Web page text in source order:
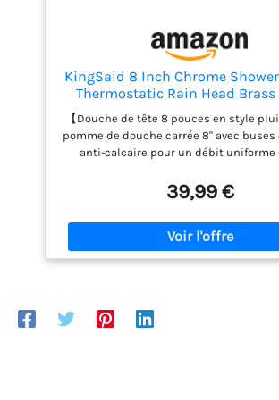
continuerons à nous améliorer pour
KingSaid 8 Inch Chrome
Thermostatic Rain Head
【Douche de tête 8 pouces en style
pomme de douche carrée 8" avec
anti-calcaire pour un débit uniforme
inclinaison réglable, idéale pour une
relaxante 【Structure en laiton de
supérieure】Corps principal en laiton
revêtement chromé antirouille –
haute pression et à la corrosion pour
robuste de 93,5 cm, diamètre standard
39,99 €